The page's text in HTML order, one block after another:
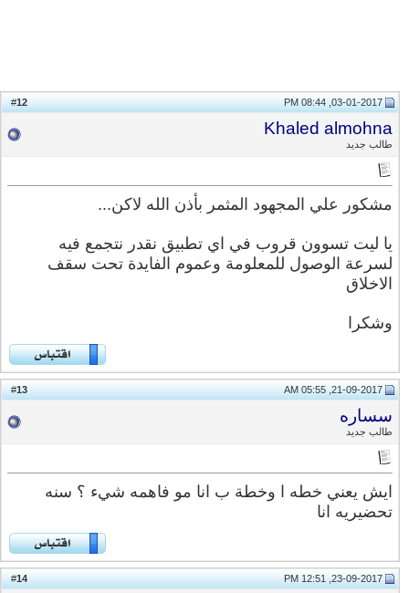
12 03-01-2017, 08:44 PM
Khaled almohna
طالب جديد
مشكور علي المجهود المثمر بأذن الله لاكن...
يا ليت تسوون قروب في اي تطبيق نقدر نتجمع فيه
لسرعة الوصول للمعلومة وعموم الفايدة تحت سقف
الاخلاق
وشكرا
13 21-09-2017, 05:55 AM
سساره
طالب جديد
ايش يعني خطه ا وخطة ب انا مو فاهمه شيء ؟ سنه
تحضيريه انا
14 23-09-2017, 12:51 PM